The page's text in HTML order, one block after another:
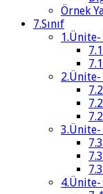
Örnek
7.Sınıf
1.Ünite-
3.Ünite-
4.Ünite-